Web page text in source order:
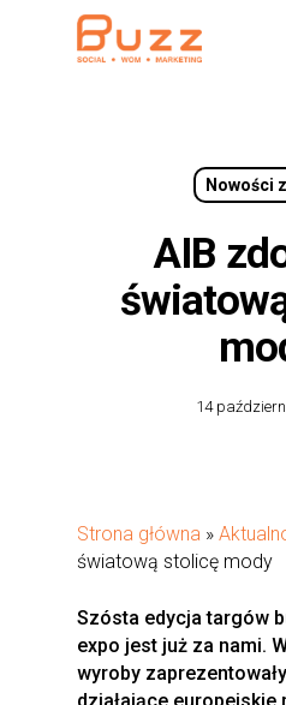
Nowości
AIB
14
Strona główna »
światową stolicę mody
Szósta edycja targów
expo jest już za nami.
wyroby